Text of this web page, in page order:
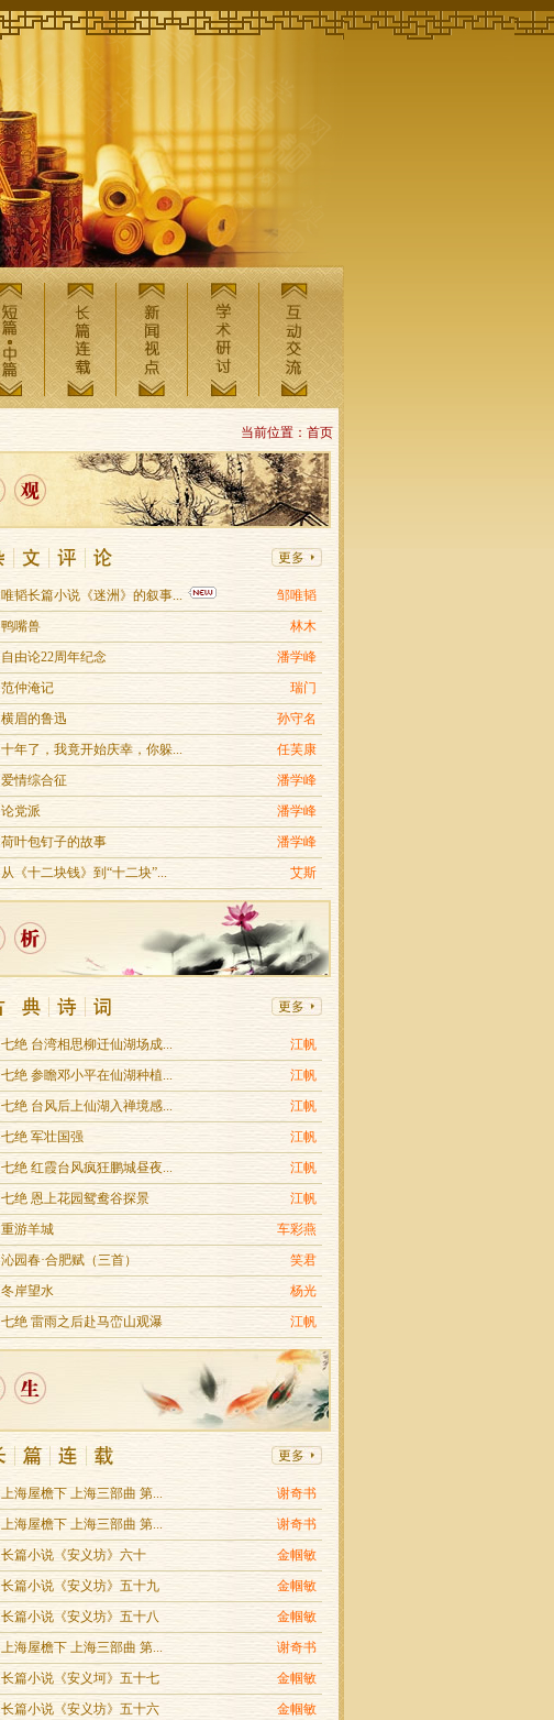
当前位置：首页
唯韬长篇小说《迷洲》的叙事...
邹唯韬
鸭嘴兽
林木
自由论22周年纪念
潘学峰
范仲淹记
瑞门
横眉的鲁迅
孙守名
十年了，我竟开始庆幸，你躲...
任芙康
爱情综合征
潘学峰
论党派
潘学峰
荷叶包钉子的故事
潘学峰
从《十二块钱》到“十二块”...
艾斯
七绝 台湾相思柳迁仙湖场成...
江帆
七绝 参瞻邓小平在仙湖种植...
江帆
七绝 台风后上仙湖入禅境感...
江帆
七绝 军壮国强
江帆
七绝 红霞台风疯狂鹏城昼夜...
江帆
七绝 恩上花园鸳鸯谷探景
江帆
重游羊城
车彩燕
沁园春·合肥赋（三首）
笑君
冬岸望水
杨光
七绝 雷雨之后赴马峦山观瀑
江帆
上海屋檐下 上海三部曲 第...
谢奇书
上海屋檐下 上海三部曲 第...
谢奇书
长篇小说《安义坊》六十
金帼敏
长篇小说《安义坊》五十九
金帼敏
长篇小说《安义坊》五十八
金帼敏
上海屋檐下 上海三部曲 第...
谢奇书
长篇小说《安义坷》五十七
金帼敏
长篇小说《安义坊》五十六
金帼敏